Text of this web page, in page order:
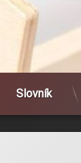
Slovník